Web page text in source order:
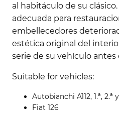
al habitáculo de su
adecuada para
embellecedores
estética original del
serie de su vehículo antes
Suitable for vehicles:
Autobianchi A112, 1.ª, 2.ª
Fiat 126